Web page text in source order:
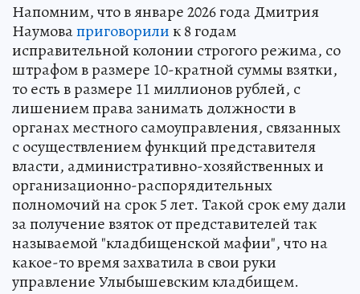
Напомним, что в январе 2026 года Дмитрия
Наумоваприговорилик 8 годам
исправительной колонии строгого режима, со
штрафом в размере 10-кратной суммы взятки,
то есть в размере 11 миллионов рублей, с
лишением права занимать должности в
органах местного самоуправления, связанных
с осуществлением функций представителя
власти, административно-хозяйственных и
организационно-распорядительных
полномочий на срок 5 лет. Такой срок ему дали
за получение взяток от представителей так
называемой "кладбищенской мафии", что на
какое-то время захватила в свои руки
управление Улыбышевским кладбищем.